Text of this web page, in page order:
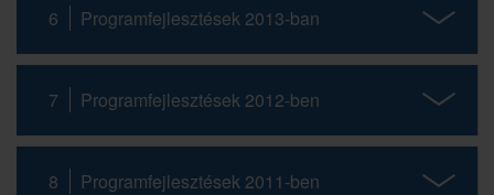
6 Programfejlesztések 2013-ban
7 Programfejlesztések 2012-ben
8 Programfejlesztések 2011-ben